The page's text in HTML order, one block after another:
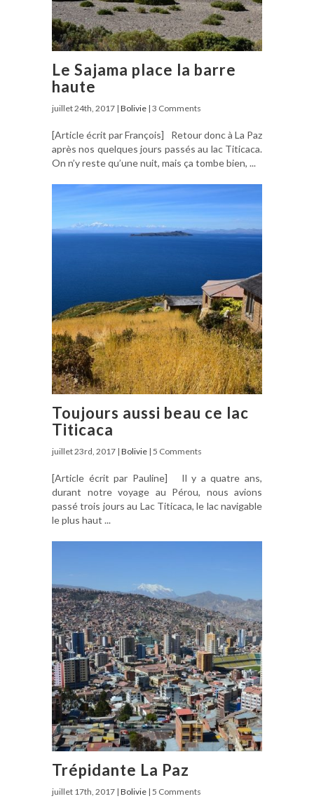
Le Sajama place la barre
haute
juillet 24th, 2017 | Bolivie | 3 Comments
[Article écrit par François] Retour donc à La Paz
après nos quelques jours passés au lac Titicaca.
On n’y reste qu’une nuit, mais ça tombe bien, ...
Toujours aussi beau ce lac
Titicaca
juillet 23rd, 2017 | Bolivie | 5 Comments
[Article écrit par Pauline] Il y a quatre ans,
durant notre voyage au Pérou, nous avions
passé trois jours au Lac Titicaca, le lac navigable
le plus haut ...
Trépidante La Paz
juillet 17th, 2017 | Bolivie | 5 Comments